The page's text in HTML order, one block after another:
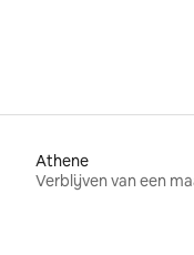
Athene
Verblijven van een